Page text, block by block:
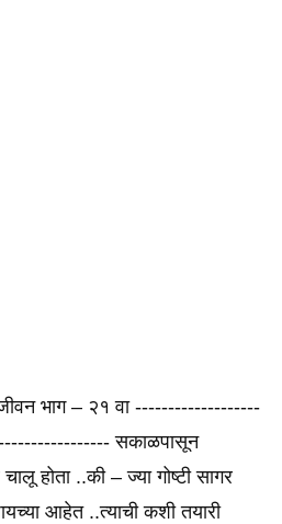
जीवन भाग – २१ वा -------------------
सकाळपासून
होता ..की – ज्या गोष्टी सागर
आहेत ..त्याची कशी तयारी